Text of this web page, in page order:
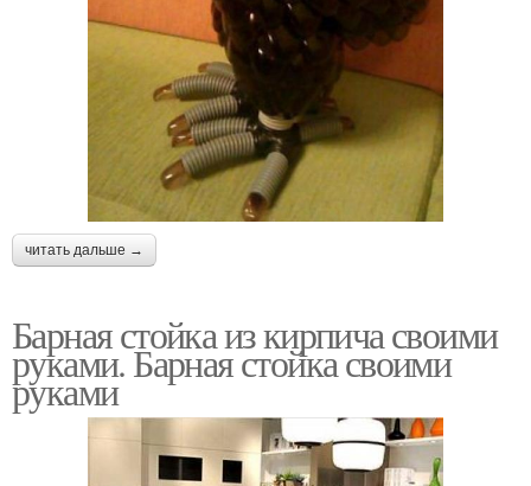
читать дальше →
Барная стойка из кирпича своими
руками. Барная стойка своими
руками